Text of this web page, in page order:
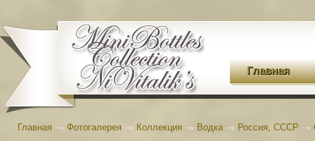
Главная
Главная → Фотогалерея → Коллекция → Водка→ Россия, СССР →